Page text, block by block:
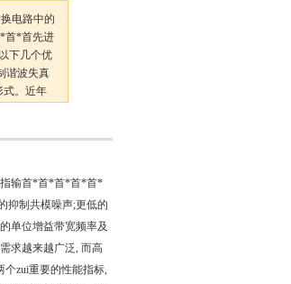
电路中的
首*首先进
下几个优
谐波失真
式。近年
指输首*首*首*首*首*
抑制共模噪声;更低的
单位增益带宽频率及
求越来越广泛, 而高
zui重要的性能指标,